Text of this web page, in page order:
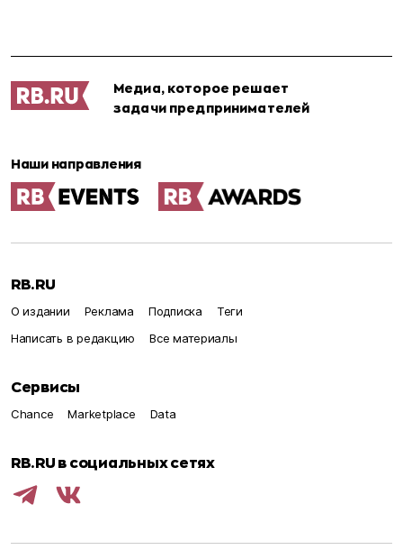
Медиа, которое решает
задачи предпринимателей
Наши направления
RB.RU
О издании Реклама Подписка
Теги
Написать в редакцию
Все материалы
Сервисы
Chance Marketplace Data
RB.RU в социальных сетях